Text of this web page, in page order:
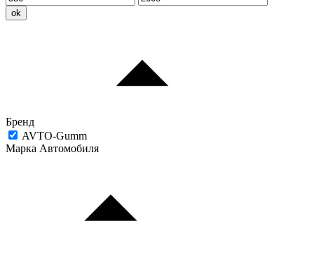
ok
Бренд
AVTO-Gumm
Марка Автомобиля